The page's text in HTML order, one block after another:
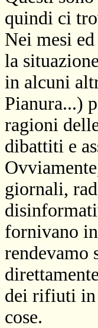
quindi ci
Nei mesi
la
in alcuni
Pianura...)
ragioni
dibattiti e
giornali,
fornivano
rendevamo
dei rifiuti in
cose.